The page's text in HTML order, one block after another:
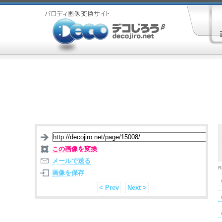
この画像を変換
メールで送る
画像を保存
< Prev
Next >